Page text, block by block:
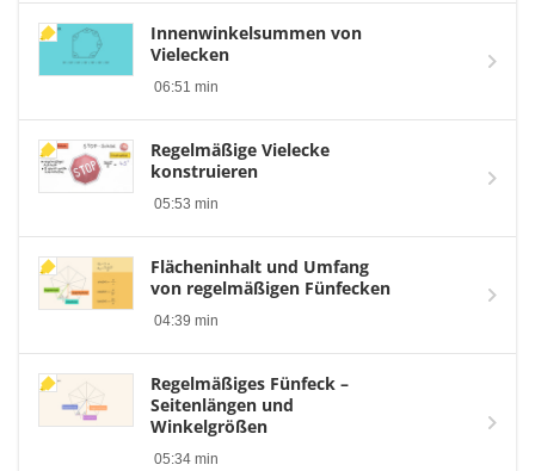
Innenwinkelsummen von
Vielecken
06:51 min
Regelmäßige Vielecke
konstruieren
05:53 min
Flächeninhalt und Umfang
von regelmäßigen Fünfecken
04:39 min
Regelmäßiges Fünfeck –
Seitenlängen und
Winkelgrößen
05:34 min